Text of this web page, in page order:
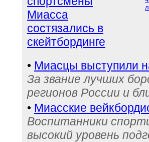
Миасса
состязались в
скейтбординге
• Миасцы выступили
За звание лучших
регионов России и
• Миасские
Воспитанники
высокий уровень